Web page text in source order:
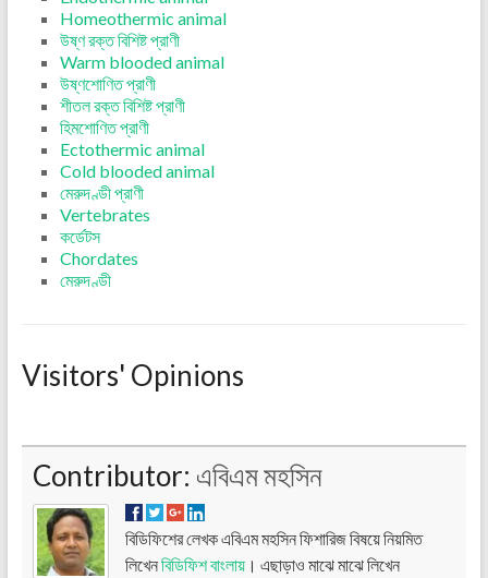
Homeothermic animal
উষ্ণ রক্ত বিশিষ্ট প্রাণী
Warm blooded animal
উষ্ণশোণিত প্রাণী
শীতল রক্ত বিশিষ্ট প্রাণী
হিমশোণিত প্রাণী
Ectothermic animal
Cold blooded animal
মেরুদণ্ডী প্রাণী
Vertebrates
কর্ডেটস
Chordates
মেরুদণ্ডী
Visitors' Opinions
Contributor: এবিএম মহসিন
বিডিফিশের লেখক এবিএম মহসিন ফিশারিজ বিষয়ে নিয়মিত
লিখেনবিডিফিশ বাংলায়। এছাড়াও মাঝে মাঝে লিখেন